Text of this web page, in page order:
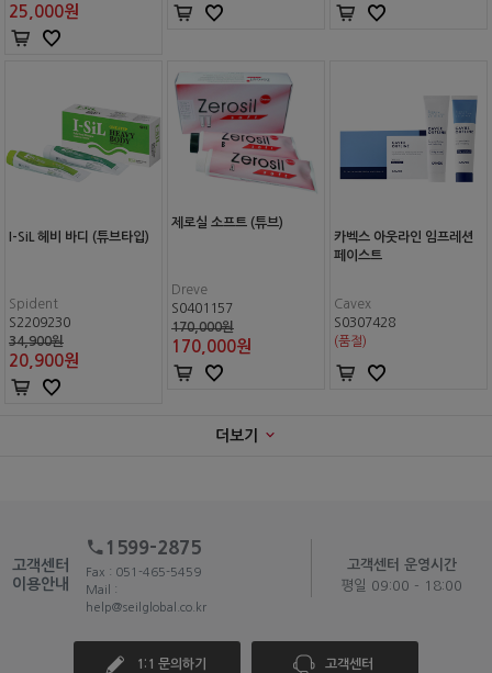
25,000원
I-SiL 헤비 바디 (튜브타입)
Spident
S2209230
34,900원
20,900원
제로실 소프트 (튜브)
Dreve
S0401157
170,000원
170,000원
카벡스 아웃라인 임프레션
페이스트
Cavex
S0307428
(품절)
더보기
고객센터
이용안내
1599-2875
Fax : 051-465-5459
Mail :
help@seilglobal.co.kr
고객센터 운영시간
평일 09:00 - 18:00
1:1 문의하기 고객센터